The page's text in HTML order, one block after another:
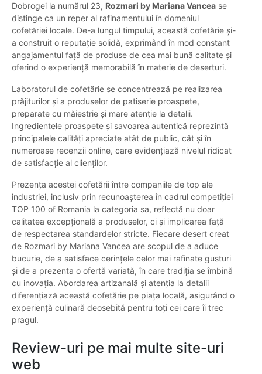
Dobrogei la numărul 23, Rozmari by Mariana Vancea se
distinge ca un reper al rafinamentului în domeniul
cofetăriei locale. De-a lungul timpului, această cofetărie și-
a construit o reputație solidă, exprimând în mod constant
angajamentul față de produse de cea mai bună calitate și
oferind o experiență memorabilă în materie de deserturi.
Laboratorul de cofetărie se concentrează pe realizarea
prăjiturilor și a produselor de patiserie proaspete,
preparate cu măiestrie și mare atenție la detalii.
Ingredientele proaspete și savoarea autentică reprezintă
principalele calități apreciate atât de public, cât și în
numeroase recenzii online, care evidențiază nivelul ridicat
de satisfacție al clienților.
Prezența acestei cofetării între companiile de top ale
industriei, inclusiv prin recunoașterea în cadrul competiției
TOP 100 of Romania la categoria sa, reflectă nu doar
calitatea excepțională a produselor, ci și implicarea față
de respectarea standardelor stricte. Fiecare desert creat
de Rozmari by Mariana Vancea are scopul de a aduce
bucurie, de a satisface cerințele celor mai rafinate gusturi
și de a prezenta o ofertă variată, în care tradiția se îmbină
cu inovația. Abordarea artizanală și atenția la detalii
diferențiază această cofetărie pe piața locală, asigurând o
experiență culinară deosebită pentru toți cei care îi trec
pragul.
Review-uri pe mai multe site-uri
web